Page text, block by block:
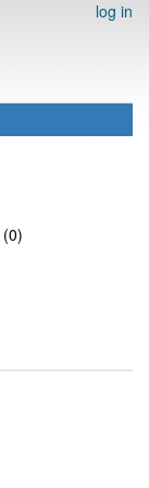
log in
(0)